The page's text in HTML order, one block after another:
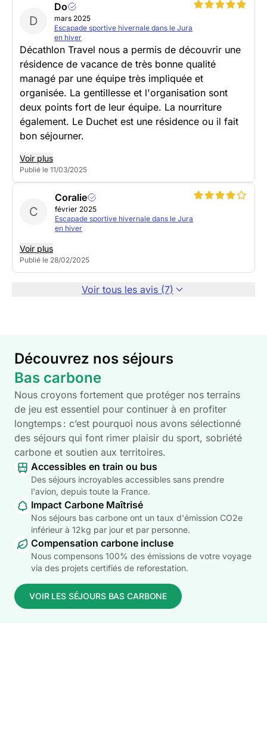
D
Do
mars 2025
Escapade sportive hivernale dans le Jura
en hiver
Décathlon Travel nous a permis de découvrir une
résidence de vacance de très bonne qualité
managé par une équipe très impliquée et
organisée. La gentillesse et l'organisation sont
deux points fort de leur équipe. La nourriture
également. Le Duchet est une résidence ou il fait
bon séjourner.
Voir plus
Publié le 11/03/2025
C
Coralie
février 2025
Escapade sportive hivernale dans le Jura
en hiver
Voir plus
Publié le 28/02/2025
Voir tous les avis (7)
Découvrez nos séjours
Bas carbone
Nous croyons fortement que protéger nos terrains
de jeu est essentiel pour continuer à en profiter
longtemps : c’est pourquoi nous avons sélectionné
des séjours qui font rimer plaisir du sport, sobriété
carbone et soutien aux territoires.
Accessibles en train ou bus
Des séjours incroyables accessibles sans prendre
l'avion, depuis toute la France.
Impact Carbone Maîtrisé
Nos séjours bas carbone ont un taux d'émission CO2e
inférieur à 12kg par jour et par personne.
Compensation carbone incluse
Nous compensons 100% des émissions de votre voyage
via des projets certifiés de reforestation.
VOIR LES SÉJOURS BAS CARBONE